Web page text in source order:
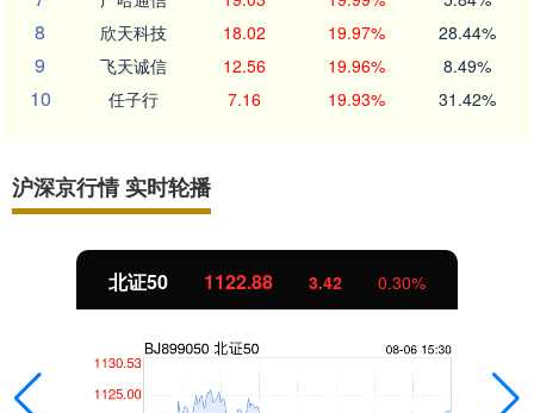
8 欣天科技 18.02 19.97% 28.44%
9 飞天诚信 12.56 19.96% 8.49%
10 任子行 7.16 19.93% 31.42%
沪深京行情 实时轮播
北证50 1122.88 3.42 0.30%